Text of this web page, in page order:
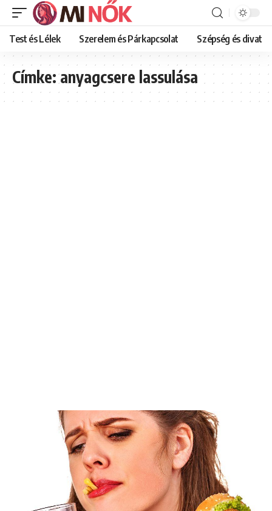
Test és Lélek Szerelem és Párkapcsolat Szépség és divat
Címke:anyagcsere lassulása